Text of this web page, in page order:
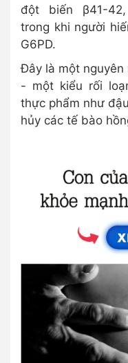
đột biến β41-
trong khi người
G6PD.
Đây là một nguyên
- một kiểu rối
thực phẩm như
hủy các tế bào